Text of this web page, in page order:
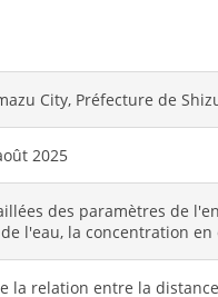
City, Préfecture de
2025
des paramètres de
l'eau, la concentration
la relation entre la